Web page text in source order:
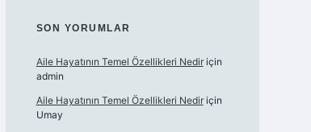
SON YORUMLAR
Aile Hayatının Temel Özellikleri Nediriçin
admin
Aile Hayatının Temel Özellikleri Nediriçin
Umay